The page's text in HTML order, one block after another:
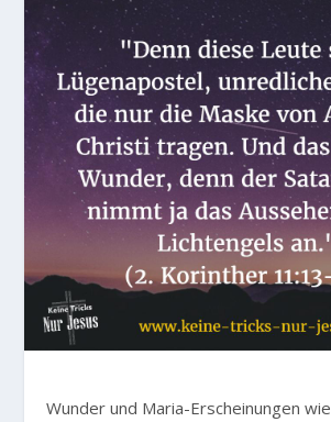
Wunder und Maria-Erscheinungen wie